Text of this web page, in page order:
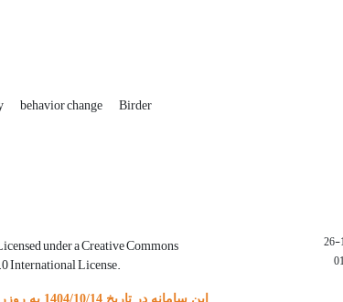
behavior change Birder
under a Creative Commons
International License.
این سامانه در تاریخ 1404/10/14 به روزرسانی شد.